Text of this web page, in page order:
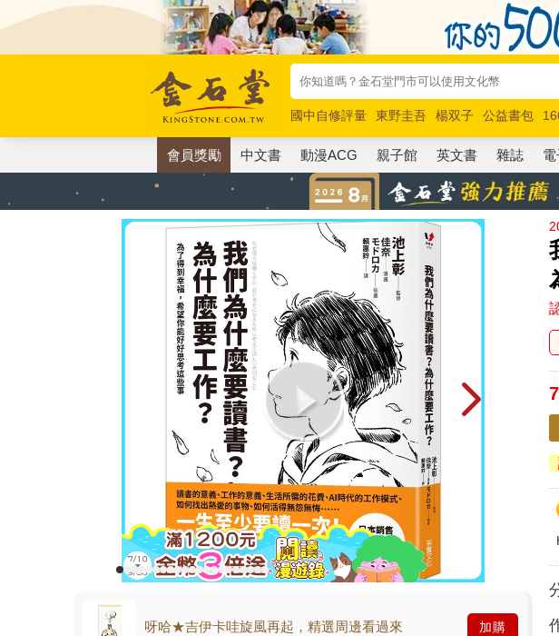
國中自修評量 東野圭吾 楊双子 公益書包
唯紅花綻放
奧德賽 路邊攤新作 馬斯克 玩具
會員獎勵 中文書 動漫ACG 親子館 英文書 雜誌
呀哈★吉伊卡哇旋風再起，精選周邊看過來 加購